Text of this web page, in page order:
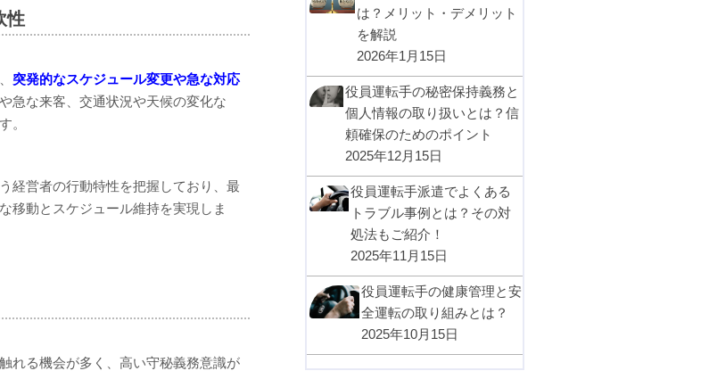
性
突発的なスケジュール変更や急な対応
急な来客、交通状況や天候の変化な
。
経営者の行動特性を把握しており、最
移動とスケジュール維持を実現しま
れる機会が多く、高い守秘義務意識が
は？メリット・デメリット
を解説
2026年1月15日
役員運転手の秘密保持義務と
個人情報の取り扱いとは？信
頼確保のためのポイント
2025年12月15日
役員運転手派遣でよくある
トラブル事例とは？その対
処法もご紹介！
2025年11月15日
役員運転手の健康管理と安
全運転の取り組みとは？
2025年10月15日